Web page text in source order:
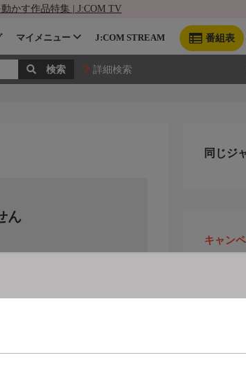
かす作品特集 | J:COM TV
番組表
マイメニュー J:COM STREAM
詳細検索
ん
同じジ
キャン